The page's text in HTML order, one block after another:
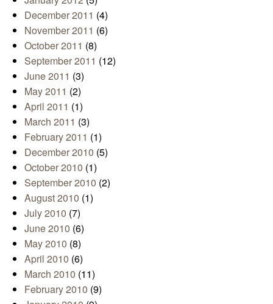
December 2011 (4)
November 2011 (6)
October 2011 (8)
September 2011 (12)
June 2011 (3)
May 2011 (2)
April 2011 (1)
March 2011 (3)
February 2011 (1)
December 2010 (5)
October 2010 (1)
September 2010 (2)
August 2010 (1)
July 2010 (7)
June 2010 (6)
May 2010 (8)
April 2010 (6)
March 2010 (11)
February 2010 (9)